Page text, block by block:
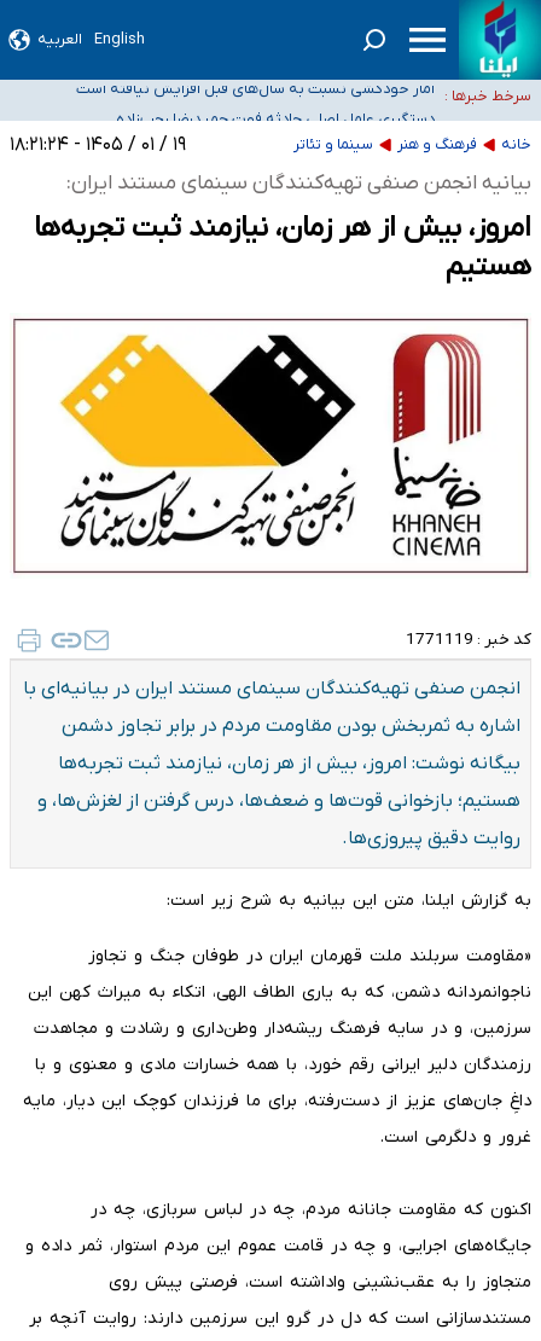
English العربیه
سرخط خبرها :
سیدحسن خمینی عزادار شد
آمار خودکشی نسبت به سال‌های قبل افزایش نیافته است
نباید تفسیرهای سلیقه‌ای از مواضع رسمی کشور ارائه شود
و کشورمان نیست/ نظام سلامت جلوی این رویه را بگیرد
خانه فرهنگ و هنر سینما و تئاتر ۱۹ / ۰۱ / ۱۴۰۵ - ۱۸:۲۱:۲۴
بیانیه انجمن صنفی تهیه‌کنندگان سینمای مستند ایران:
امروز، بیش از هر زمان، نیازمند ثبت تجربه‌ها
هستیم
کد خبر : 1771119
انجمن صنفی تهیه‌کنندگان سینمای مستند ایران در بیانیه‌ای با
اشاره به ثمربخش بودن مقاومت مردم در برابر تجاوز دشمن
بیگانه نوشت: امروز، بیش از هر زمان، نیازمند ثبت تجربه‌ها
هستیم؛ بازخوانی قوت‌ها و ضعف‌ها، درس گرفتن از لغزش‌ها، و
روایت دقیق پیروزی‌ها.
به گزارش ایلنا، متن این بیانیه به شرح زیر است:
«مقاومت سربلند ملت قهرمان ایران در طوفان جنگ و تجاوز
ناجوانمردانه دشمن، که به یاری الطاف الهی، اتکاء به میراث کهن این
سرزمین، و در سایه فرهنگ ریشه‌دار وطن‌داری و رشادت و مجاهدت
رزمندگان دلیر ایرانی رقم خورد، با همه خسارات مادی و معنوی و با
داغِ جان‌های عزیز از دست‌رفته، برای ما فرزندان کوچک این دیار، مایه
غرور و دلگرمی است.
اکنون که مقاومت جانانه مردم، چه در لباس سربازی، چه در
جایگاه‌های اجرایی، و چه در قامت عموم این مردم استوار، ثمر داده و
متجاوز را به عقب‌نشینی واداشته است، فرصتی پیش روی
مستندسازانی است که دل در گرو این سرزمین دارند: روایت آنچه بر